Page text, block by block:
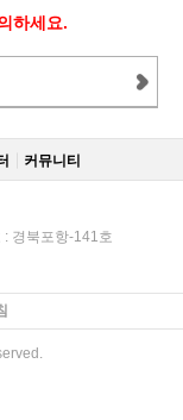
하세요.
커뮤니티
경북포항-141호